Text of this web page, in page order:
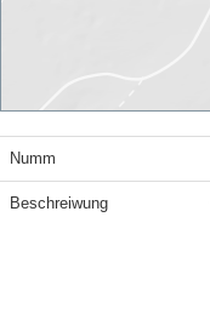
Numm
Beschreiwung